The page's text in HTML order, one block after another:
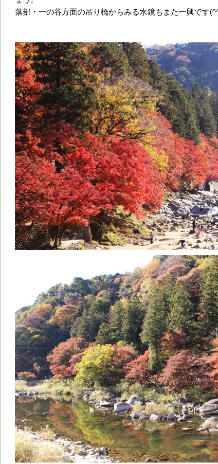
落部・一の谷方面の吊り橋からみる水鏡もまた一興です